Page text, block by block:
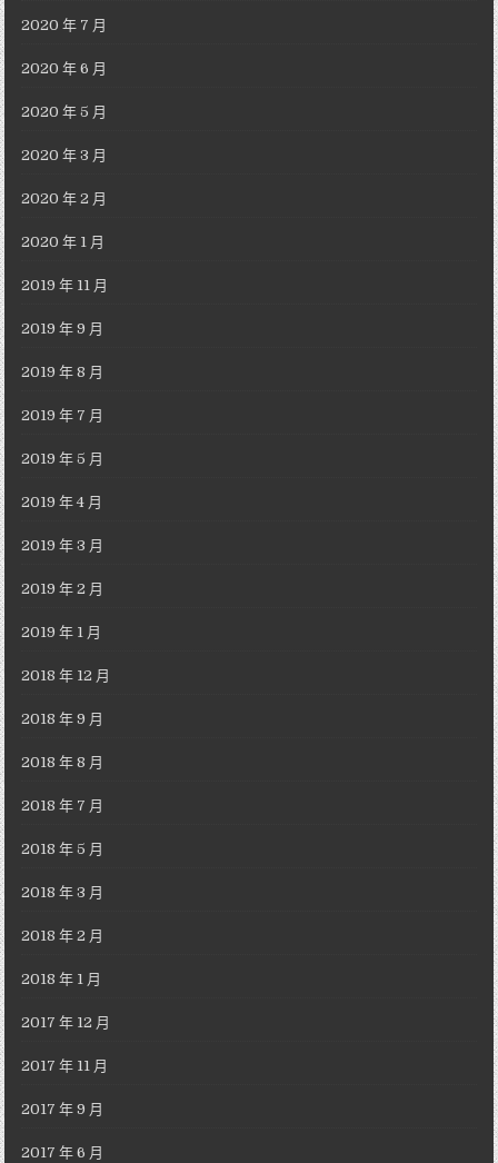
2020 年 7 月
2020 年 6 月
2020 年 5 月
2020 年 3 月
2020 年 2 月
2020 年 1 月
2019 年 11 月
2019 年 9 月
2019 年 8 月
2019 年 7 月
2019 年 5 月
2019 年 4 月
2019 年 3 月
2019 年 2 月
2019 年 1 月
2018 年 12 月
2018 年 9 月
2018 年 8 月
2018 年 7 月
2018 年 5 月
2018 年 3 月
2018 年 2 月
2018 年 1 月
2017 年 12 月
2017 年 11 月
2017 年 9 月
2017 年 6 月